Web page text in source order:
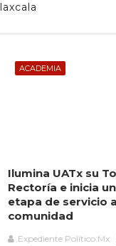
ACADEMIA
Ilumina UATx su
Rectoría e inicia
etapa de servicio
comunidad
Expediente Político.Mx